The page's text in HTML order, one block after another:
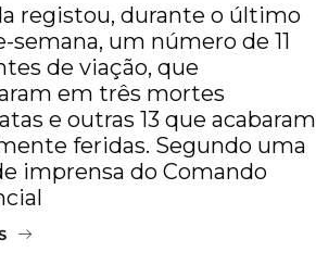
registou, durante o último
semana, um número de 11
de viação, que
em três mortes
e outras 13 que acabaram
feridas. Segundo uma
imprensa do Comando